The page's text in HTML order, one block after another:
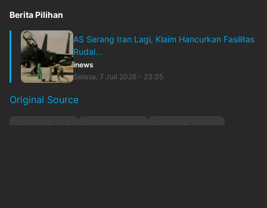
Berita Pilihan
AS Serang Iran Lagi, Klaim Hancurkan Fasilitas
Rudal...
inews
Selasa, 7 Juli 2026 - 23:35
Original Source
# abuvulkanis # awaspvmbg # erupsigunung